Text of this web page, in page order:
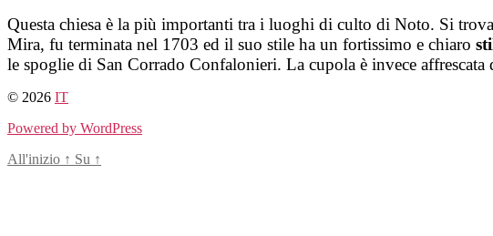
Salta
al
contenuto
Questa chiesa è la più importanti tra i luoghi di culto di Noto. Si
Mira, fu terminata nel 1703 ed il suo stile ha un fortissimo e chiaro
le spoglie di San Corrado Confalonieri. La cupola è invece affrescata
© 2026 IT
Powered by WordPress
All'inizio ↑ Su ↑